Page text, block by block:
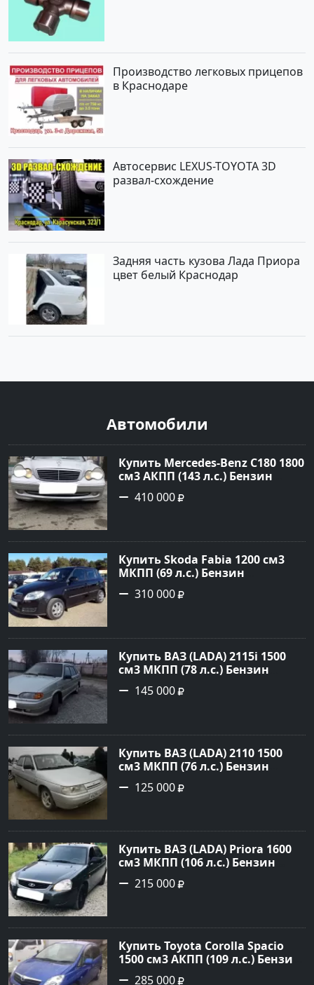
Производство легковых прицепов
в Краснодаре
Автосервис LEXUS-TOYOTA 3D
развал-схождение
Задняя часть кузова Лада Приора
цвет белый Краснодар
Автомобили
Купить Mercedes-Benz C180 1800
см3 АКПП (143 л.с.) Бензин
инжектор в Тимашевск : цвет
Серебряный Седан 2006 года по
Авторынок23
410 000
Купить Skoda Fabia 1200 см3
МКПП (69 л.с.) Бензин
инжектор в Кропоткин: цвет
черный Хетчбэк 2010 года по
Авторынок23
310 000
Купить ВАЗ (LADA) 2115i 1500
см3 МКПП (78 л.с.) Бензин
инжектор в Брюховецкая: цвет
Золотой Седан 2003 года по
Авторынок23
145 000
Купить ВАЗ (LADA) 2110 1500
см3 МКПП (76 л.с.) Бензин
инжектор в Новороссийск:
цвет белый Седан 2004 года по
Авторынок23
125 000
Купить ВАЗ (LADA) Priora 1600
см3 МКПП (106 л.с.) Бензин
инжектор в Темрюк : цвет
Серый Седан 2014 года по цене
215 000
Купить Toyota Corolla Spacio
1500 см3 АКПП (109 л.с.) Бензин
инжектор в Новороссийск:
285 000